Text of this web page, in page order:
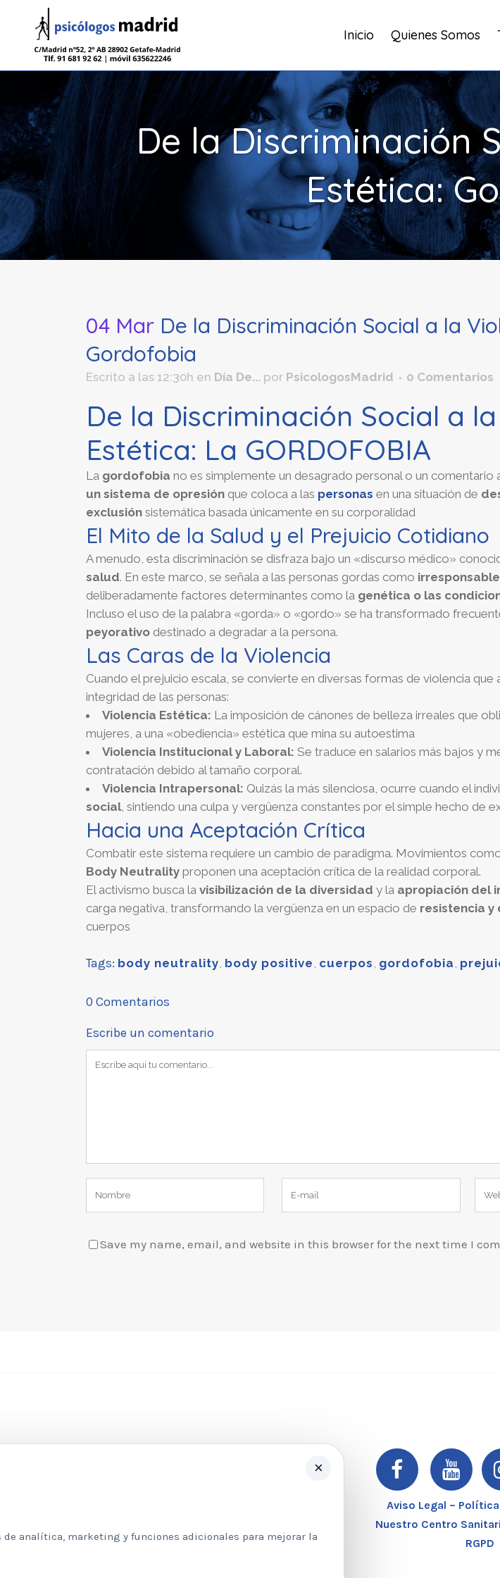
Inicio Quienes Somos
De la Discriminación
Estética:
04 Mar De la Discriminación Social a la
Gordofobia
Escrito a las 12:30h en Día De... por PsicologosMadrid 0 Comentarios
De la Discriminación Social a
Estética: La GORDOFOBIA
La gordofobia no es simplemente un desagrado personal o un comentario
un sistema de opresión que coloca a las personas en una situación de
exclusión sistemática basada únicamente en su corporalidad
El Mito de la Salud y el Prejuicio Cotidiano
A menudo, esta discriminación se disfraza bajo un «discurso médico»
salud. En este marco, se señala a las personas gordas como
deliberadamente factores determinantes como la genética o las
Incluso el uso de la palabra «gorda» o «gordo» se ha transformado
peyorativo destinado a degradar a la persona.
Las Caras de la Violencia
Cuando el prejuicio escala, se convierte en diversas formas de violencia
integridad de las personas:
Violencia Estética: La imposición de cánones de belleza irreales que
mujeres, a una «obediencia» estética que mina su autoestima
Violencia Institucional y Laboral: Se traduce en salarios más bajos y
contratación debido al tamaño corporal.
Violencia Intrapersonal: Quizás la más silenciosa, ocurre cuando el
social, sintiendo una culpa y vergüenza constantes por el simple hecho de
Hacia una Aceptación Crítica
Combatir este sistema requiere un cambio de paradigma. Movimientos
Body Neutrality proponen una aceptación crítica de la realidad corporal.
El activismo busca la visibilización de la diversidad y la apropiación del
carga negativa, transformando la vergüenza en un espacio de resistencia y
cuerpos
Tags: body neutrality body positive cuerpos gordofobia
0 Comentarios
Escribe un comentario
Save my name, email, and website in this browser for the next time I
Aviso Legal –
Nuestro Centro
RGPD
×
analítica, marketing y funciones adicionales para mejorar la